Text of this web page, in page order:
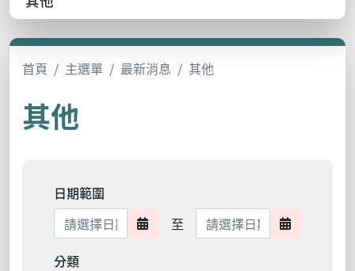
首頁 主選單 最新消息 其他
其他
日期範圍
日期範圍開始
至 日期範圍結束 日期範圍
分類